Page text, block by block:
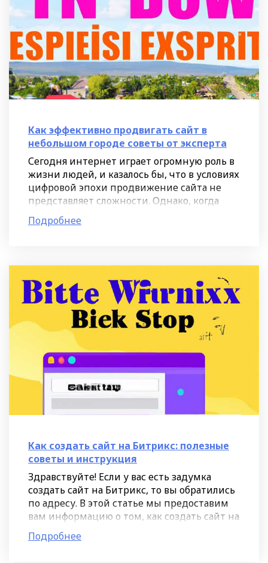
Как эффективно продвигать сайт в
небольшом городе советы от эксперта
Сегодня интернет играет огромную роль в
жизни людей, и казалось бы, что в условиях
цифровой эпохи продвижение сайта не
представляет сложности. Однако, когда
речь идет о небольших городах и регионах,
ситуация может
Подробнее
Как создать сайт на Битрикс: полезные
советы и инструкция
Здравствуйте! Если у вас есть задумка
создать сайт на Битрикс, то вы обратились
по адресу. В этой статье мы предоставим
вам информацию о том, как создать сайт на
Битрикс и поделимся полезными советами
и инструкцией,
Подробнее